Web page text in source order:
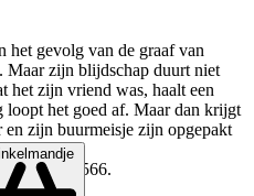
het gevolg van de graaf van
Maar zijn blijdschap duurt niet
het zijn vriend was, haalt een
loopt het goed af. Maar dan krijgt
zijn buurmeisje zijn opgepakt
speelt in 1566.